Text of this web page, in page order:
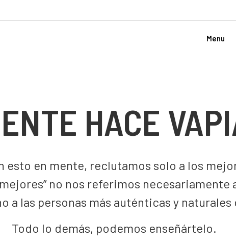
Menu
HACE
esto en mente, reclutamos solo a los
no nos referimos necesariamente
a las personas más auténticas y naturales
Todo lo demás, podemos enseñártelo.